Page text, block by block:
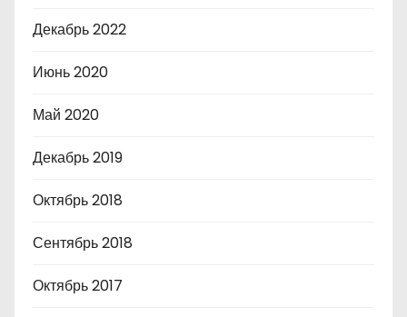
Декабрь 2022
Июнь 2020
Май 2020
Декабрь 2019
Октябрь 2018
Сентябрь 2018
Октябрь 2017